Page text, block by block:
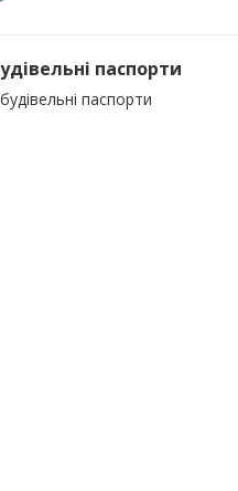
паспорти
паспорти